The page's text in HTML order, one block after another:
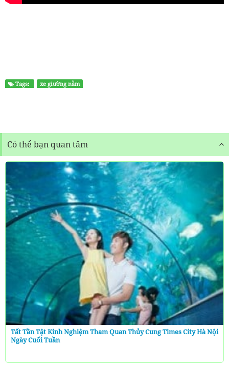
Tags: xe giường nằm
Có thể bạn quan tâm
Tất Tần Tật Kinh Nghiệm Tham Quan Thủy Cung Times City Hà Nội
Ngày Cuối Tuần